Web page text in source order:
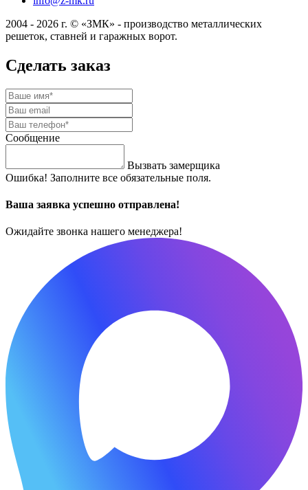
2004 - 2026 г. © «ЗМК» - производство металлических
решеток, ставней и гаражных ворот.
Сделать заказ
Сообщение
Вызвать замерщика
Ошибка! Заполните все обязательные поля.
Ваша заявка успешно отправлена!
Ожидайте звонка нашего менеджера!